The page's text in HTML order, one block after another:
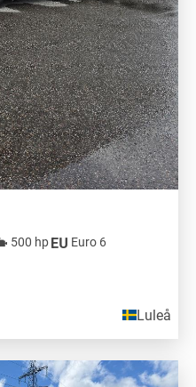
500 hp
Euro 6
Luleå